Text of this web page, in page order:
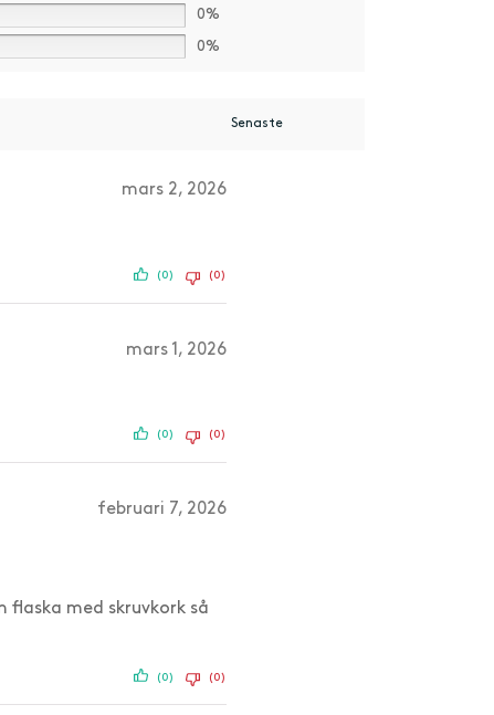
0%
0%
mars 2, 2026
(0) (0)
mars 1, 2026
(0) (0)
februari 7, 2026
flaska med skruvkork så
(0) (0)